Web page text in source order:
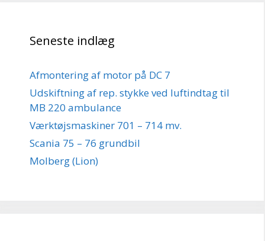
Seneste indlæg
Afmontering af motor på DC 7
Udskiftning af rep. stykke ved luftindtag til
MB 220 ambulance
Værktøjsmaskiner 701 – 714 mv.
Scania 75 – 76 grundbil
Molberg (Lion)